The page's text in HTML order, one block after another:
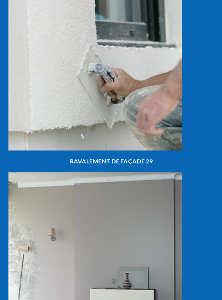
RAVALEMENT DE FAÇADE 29